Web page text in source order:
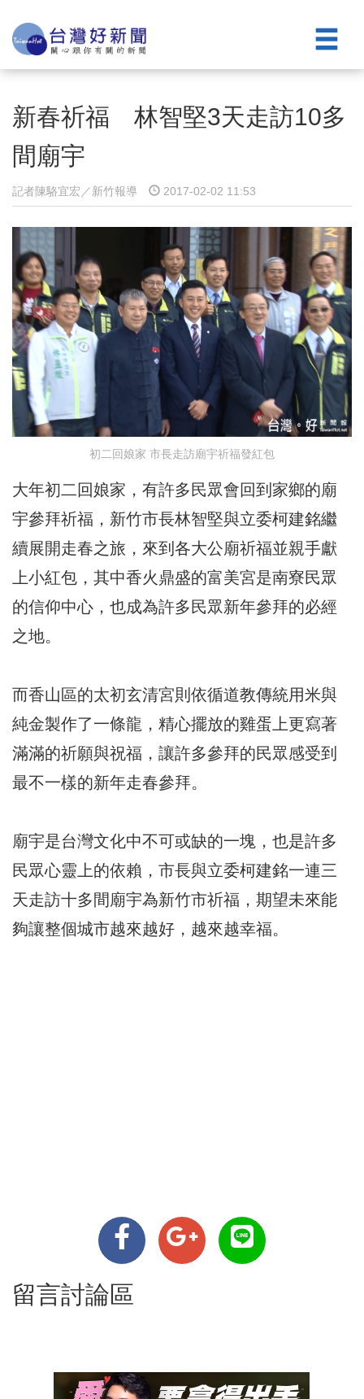
新春祈福 林智堅3天走訪10多
間廟宇
記者陳駱宜宏／新竹報導 2017-02-02 11:53
初二回娘家 市長走訪廟宇祈福發紅包
大年初二回娘家，有許多民眾會回到家鄉的廟
宇參拜祈福，新竹市長林智堅與立委柯建銘繼
續展開走春之旅，來到各大公廟祈福並親手獻
上小紅包，其中香火鼎盛的富美宮是南寮民眾
的信仰中心，也成為許多民眾新年參拜的必經
之地。
而香山區的太初玄清宮則依循道教傳統用米與
純金製作了一條龍，精心擺放的雞蛋上更寫著
滿滿的祈願與祝福，讓許多參拜的民眾感受到
最不一樣的新年走春參拜。
廟宇是台灣文化中不可或缺的一塊，也是許多
民眾心靈上的依賴，市長與立委柯建銘一連三
天走訪十多間廟宇為新竹市祈福，期望未來能
夠讓整個城市越來越好，越來越幸福。
留言討論區